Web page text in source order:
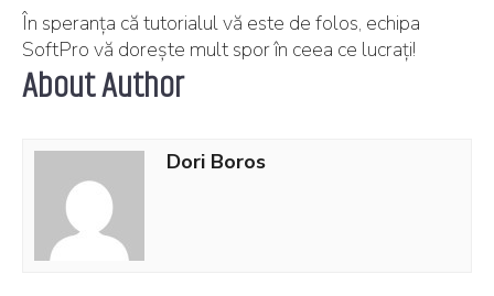
În speranța că tutorialul vă este de folos, echipa
SoftPro vă dorește mult spor în ceea ce lucrați!
About Author
Dori Boros